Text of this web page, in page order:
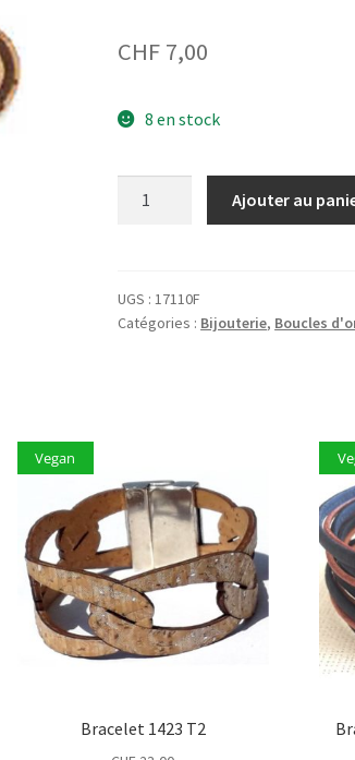
CHF 7,00
8 en stock
17110F
Ajouter au
UGS :17110F
Catégories : Bijouterie, Boucles
Vegan
Bracelet 1423 T2